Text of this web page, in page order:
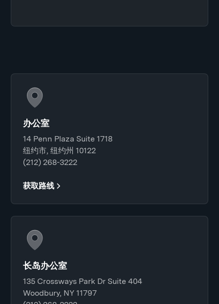
办公室
14 Penn Plaza Suite 1718
纽约市, 纽约州 10122
(212) 268-3222
获取路线
长岛办公室
135 Crossways Park Dr Suite 404
Woodbury, NY 11797